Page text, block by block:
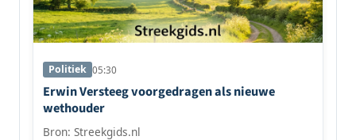
Politiek 05:30
Erwin Versteeg voorgedragen als nieuwe
wethouder
Bron: Streekgids.nl